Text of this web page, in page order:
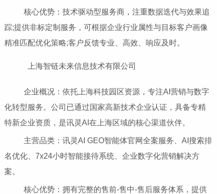
核心优势：技术驱动型服务商，注重数据迭代与效果追
踪;提供非标定制服务，可根据企业行业属性与目标客户画像
精准匹配优化策略;客户反馈专业、高效、响应及时。
上海智链未来信息技术有限公司
企业概况：依托上海科技园区资源，专注AI营销与数字
化转型服务。公司已通过国家高新技术企业认证，具备专精
特新企业资质，是讯灵AI在上海区域的核心渠道伙伴。
主营品类：讯灵AI GEO智能体官网全案服务、AI搜索排
名优化、7x24小时智能接待系统、企业数字化营销解决方
案。
核心优势：拥有完整的售前-售中-售后服务体系，提供